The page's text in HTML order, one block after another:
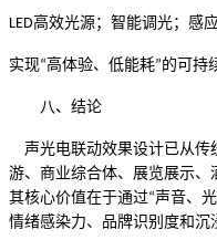
LED高效光源；智能调光；感
实现“高体验、低能耗”的可持
八、结论
声光电联动效果设计已从
游、商业综合体、展览展示、
其核心价值在于通过“声音、
情绪感染力、品牌识别度和沉